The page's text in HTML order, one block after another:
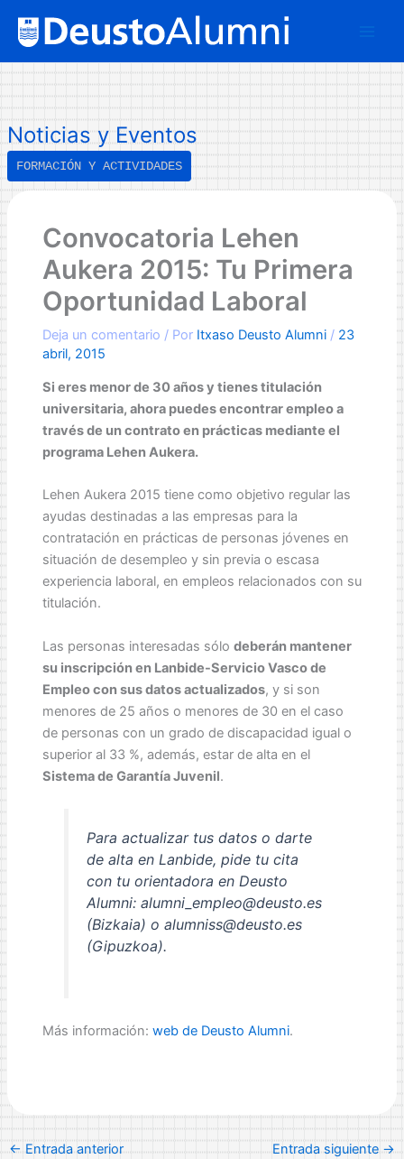
u
s
c
a
r
Noticias y Eventos
FORMACIÓN Y ACTIVIDADES
Convocatoria Lehen
Aukera 2015: Tu Primera
Oportunidad Laboral
Deja un comentario / Por Itxaso Deusto Alumni / 23
abril, 2015
Si eres menor de 30 años y tienes titulación
universitaria, ahora puedes encontrar empleo a
través de un contrato en prácticas mediante el
programa Lehen Aukera.
Lehen Aukera 2015 tiene como objetivo regular las
ayudas destinadas a las empresas para la
contratación en prácticas de personas jóvenes en
situación de desempleo y sin previa o escasa
experiencia laboral, en empleos relacionados con su
titulación.
Las personas interesadas sólo deberán mantener
su inscripción en Lanbide-Servicio Vasco de
Empleo con sus datos actualizados, y si son
menores de 25 años o menores de 30 en el caso
de personas con un grado de discapacidad igual o
superior al 33 %, además, estar de alta en el
Sistema de Garantía Juvenil.
Para actualizar tus datos o darte
de alta en Lanbide, pide tu cita
con tu orientadora en Deusto
Alumni: alumni_empleo@deusto.es
(Bizkaia) o alumniss@deusto.es
(Gipuzkoa).
Más información: web de Deusto Alumni.
←Entrada anterior Entrada siguiente→